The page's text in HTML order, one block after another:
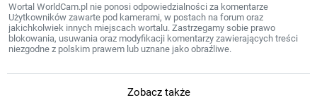
Wortal WorldCam.pl nie ponosi odpowiedzialności za komentarze
Użytkowników zawarte pod kamerami, w postach na forum oraz
jakichkolwiek innych miejscach wortalu. Zastrzegamy sobie prawo
blokowania, usuwania oraz modyfikacji komentarzy zawierających treści
niezgodne z polskim prawem lub uznane jako obraźliwe.
Zobacz także